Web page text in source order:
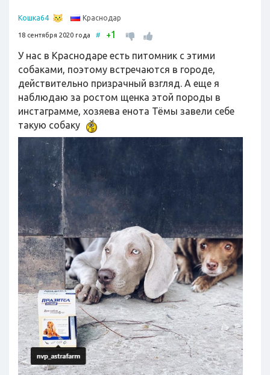
Кошка64 Краснодар
18 сентября 2020 года # +1
У нас в Краснодаре есть питомник с этими
собаками, поэтому встречаются в городе,
действительно призрачный взгляд. А еще я
наблюдаю за ростом щенка этой породы в
инстаграмме, хозяева енота Тёмы завели себе
такую собаку